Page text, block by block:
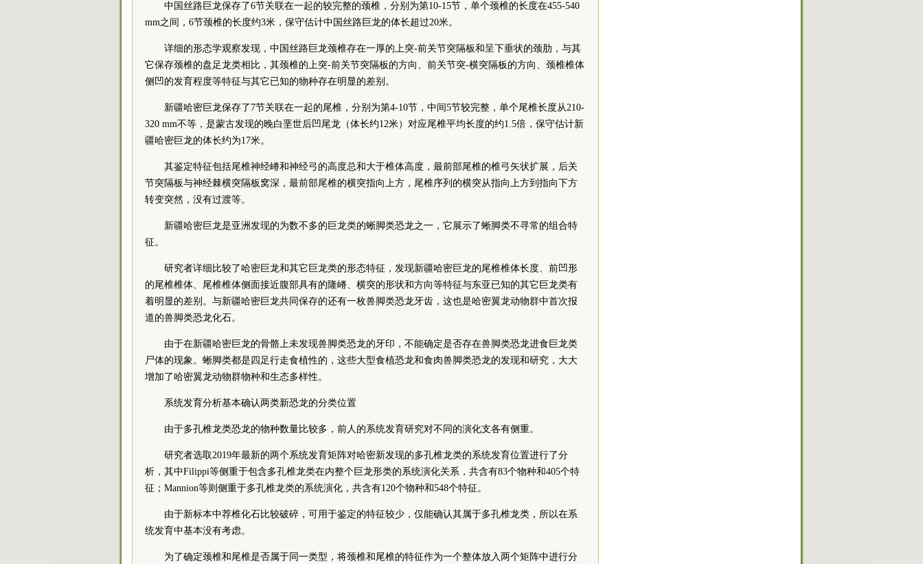
中国丝路巨龙保存了6节关联在一起的较完整的颈椎，分别为第10-15节，单个颈椎的长度在455-540
mm之间，6节颈椎的长度约3米，保守估计中国丝路巨龙的体长超过20米。
详细的形态学观察发现，中国丝路巨龙颈椎存在一厚的上突-前关节突隔板和呈下垂状的颈肋，与其
它保存颈椎的盘足龙类相比，其颈椎的上突-前关节突隔板的方向、前关节突-横突隔板的方向、颈椎椎体
侧凹的发育程度等特征与其它已知的物种存在明显的差别。
新疆哈密巨龙保存了7节关联在一起的尾椎，分别为第4-10节，中间5节较完整，单个尾椎长度从210-
320 mm不等，是蒙古发现的晚白垩世后凹尾龙（体长约12米）对应尾椎平均长度的约1.5倍，保守估计新
疆哈密巨龙的体长约为17米。
其鉴定特征包括尾椎神经嵴和神经弓的高度总和大于椎体高度，最前部尾椎的椎弓矢状扩展，后关
节突隔板与神经棘横突隔板窝深，最前部尾椎的横突指向上方，尾椎序列的横突从指向上方到指向下方
转变突然，没有过渡等。
新疆哈密巨龙是亚洲发现的为数不多的巨龙类的蜥脚类恐龙之一，它展示了蜥脚类不寻常的组合特
征。
研究者详细比较了哈密巨龙和其它巨龙类的形态特征，发现新疆哈密巨龙的尾椎椎体长度、前凹形
的尾椎椎体、尾椎椎体侧面接近腹部具有的隆嵴、横突的形状和方向等特征与东亚已知的其它巨龙类有
着明显的差别。与新疆哈密巨龙共同保存的还有一枚兽脚类恐龙牙齿，这也是哈密翼龙动物群中首次报
道的兽脚类恐龙化石。
由于在新疆哈密巨龙的骨骼上未发现兽脚类恐龙的牙印，不能确定是否存在兽脚类恐龙进食巨龙类
尸体的现象。蜥脚类都是四足行走食植性的，这些大型食植恐龙和食肉兽脚类恐龙的发现和研究，大大
增加了哈密翼龙动物群物种和生态多样性。
系统发育分析基本确认两类新恐龙的分类位置
由于多孔椎龙类恐龙的物种数量比较多，前人的系统发育研究对不同的演化支各有侧重。
研究者选取2019年最新的两个系统发育矩阵对哈密新发现的多孔椎龙类的系统发育位置进行了分
析，其中Filippi等侧重于包含多孔椎龙类在内整个巨龙形类的系统演化关系，共含有83个物种和405个特
征；Mannion等则侧重于多孔椎龙类的系统演化，共含有120个物种和548个特征。
由于新标本中荐椎化石比较破碎，可用于鉴定的特征较少，仅能确认其属于多孔椎龙类，所以在系
统发育中基本没有考虑。
为了确定颈椎和尾椎是否属于同一类型，将颈椎和尾椎的特征作为一个整体放入两个矩阵中进行分